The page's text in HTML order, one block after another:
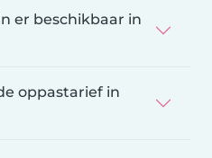
er beschikbaar in
oppastarief in